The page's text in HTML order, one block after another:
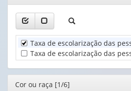
valor):
Unidade
Territorial
(1)
Grupo
de
idade
(1)
Taxa de escolarização das
Taxa de escolarização das
Editor
Cor ou raça [1/6]